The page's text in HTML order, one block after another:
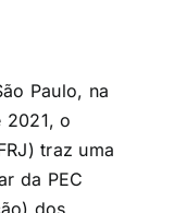
Paulo, na
2021, o
traz uma
da PEC
dos